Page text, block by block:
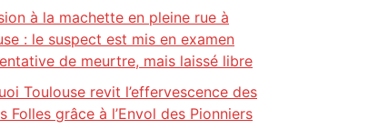
à la machette en pleine rue à
: le suspect est mis en examen
de meurtre, mais laissé libre
Toulouse revit l’effervescence des
Folles grâce à l’Envol des Pionniers